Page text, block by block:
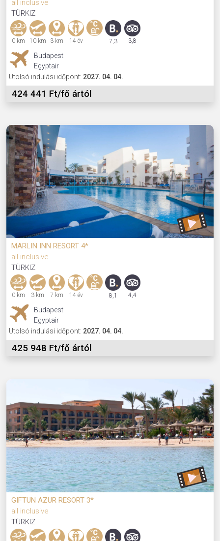
all inclusive
TÜRKIZ
0 km 10 km 3 km 14 év 7,3 3,8
Budapest
Egyptair
Utolsó indulási időpont: 2027. 04. 04.
424 441 Ft/fő ártól
MARLIN INN RESORT 4*
all inclusive
TÜRKIZ
0 km 3 km 7 km 14 év 8,1 4,4
Budapest
Egyptair
Utolsó indulási időpont: 2027. 04. 04.
425 948 Ft/fő ártól
GIFTUN AZUR RESORT 3*
all inclusive
TÜRKIZ